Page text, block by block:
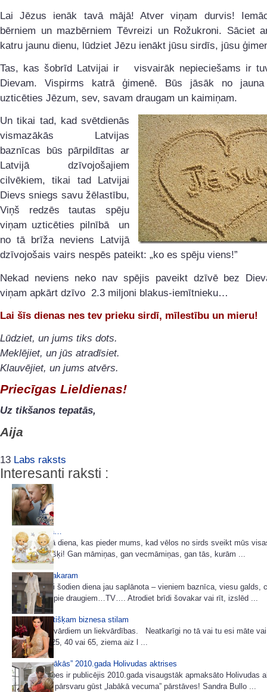
Lai Jēzus ienāk tavā mājā! Atver viņam durvis!
bērniem un mazbērniem Tēvreizi un Rožukroni. Sāciet
katru jaunu dienu, lūdziet Jēzu ienākt jūsu sirdīs, jūsu
Tas, kas šobrīd Latvijai ir visvairāk nepieciešams ir
Dievam. Vispirms katrā ģimenē. Būs jāsāk no
uzticēties Jēzum, sev, savam draugam un kaimiņam.
Un tikai tad, kad svētdienās
vismazākās Latvijas
baznīcas būs pārpildītas ar
Latvijā dzīvojošajiem
cilvēkiem, tikai tad Latvijai
Dievs sniegs savu žēlastību,
Viņš redzēs tautas spēju
viņam uzticēties pilnībā un
no tā brīža neviens Latvijā
dzīvojošais vairs nespēs pateikt: „ko es spēju viens!”
Nekad neviens neko nav spējis paveikt dzīvē bez
viņam apkārt dzīvo 2.3 miljoni blakus-iemītnieku…
Lai šīs dienas nes tev prieku sirdī, mīlestību un mieru!
Lūdziet, un jums tiks dots.
Meklējiet, un jūs atradīsiet.
Klauvējiet, un jums atvērs.
Priecīgas Lieldienas!
Uz tikšanos tepatās,
Aija
13 Labs raksts
Interesanti raksti :
Mātes dienā…
Šodiena ir tā diena, kas pieder mums, kad vēlos no sirds sveikt mūs
katru atsevišķi! Gan māmiņas, gan vecmāmiņas, gan tās, kurām ...
Filma šim vakaram
Mums katrai šodien diena jau saplānota – vieniem baznīca, viesu galds,
viesošanās pie draugiem…TV…. Atrodiet brīdi šovakar vai rīt, izslēd ...
85 idejas lietišķam biznesa stilam
Šoreiz bez vārdiem un liekvārdības. Neatkarīgi no tā vai tu esi māte
tev šobrīd 25, 40 vai 65, ziema aiz l ...
Pašas „dārgākās” 2010.gada Holivudas aktrises
Žurnāls Forbes ir publicējis 2010.gada visaugstāk apmaksāto Holivudas
sarakstu un pārsvaru gūst „labākā vecuma” pārstāves! Sandra Bullo ...